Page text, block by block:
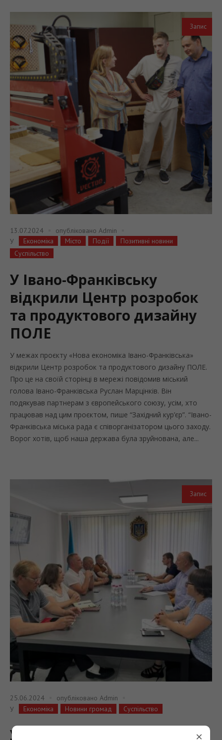
Запис
13.07.2024 опубліковано Admin
У
Економіка Місто Події
Позитивні новини
Суспільство
У Івано-Франківську
відкрили Центр розробок
та продуктового дизайну
ПОЛЕ
У межах проєкту «Нова економіка Івано-Франківська»
відкрили Центр розробок та продуктового дизайну ПОЛЕ.
Про це на своїй сторінці в мережі повідомив міський
голова Івано-Франківська Руслан Марцінків. Він
подякував партнерам з європейського союзу, усім, хто
працював над цим проєктом, пише “Західний кур’єр”. “Івано-
Франківська міська рада є співорганізатором цього заходу.
Ворог хотів, щоб наша держава була зруйнована, але...
Запис
25.06.2024 опубліковано Admin
У
Економіка Новини громад Суспільство
У Бурштині обговорили ×